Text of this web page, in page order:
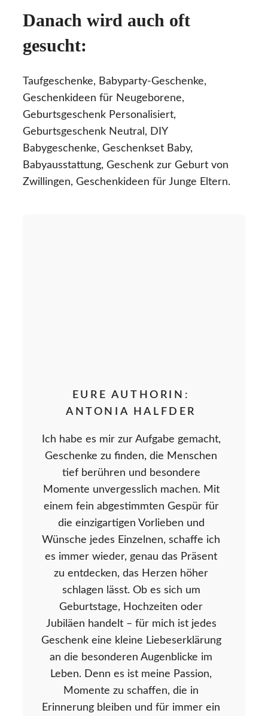
Danach wird auch oft
gesucht:
Taufgeschenke, Babyparty-Geschenke,
Geschenkideen für Neugeborene,
Geburtsgeschenk Personalisiert,
Geburtsgeschenk Neutral, DIY
Babygeschenke, Geschenkset Baby,
Babyausstattung, Geschenk zur Geburt von
Zwillingen, Geschenkideen für Junge Eltern.
EURE AUTHORIN:
ANTONIA HALFDER
Ich habe es mir zur Aufgabe gemacht,
Geschenke zu finden, die Menschen
tief berühren und besondere
Momente unvergesslich machen. Mit
einem fein abgestimmten Gespür für
die einzigartigen Vorlieben und
Wünsche jedes Einzelnen, schaffe ich
es immer wieder, genau das Präsent
zu entdecken, das Herzen höher
schlagen lässt. Ob es sich um
Geburtstage, Hochzeiten oder
Jubiläen handelt – für mich ist jedes
Geschenk eine kleine Liebeserklärung
an die besonderen Augenblicke im
Leben. Denn es ist meine Passion,
Momente zu schaffen, die in
Erinnerung bleiben und für immer ein